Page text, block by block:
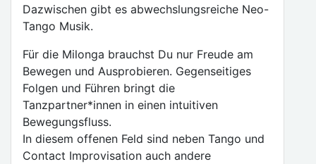
Dazwischen gibt es abwechslungsreiche Neo-
Tango Musik.
Für die Milonga brauchst Du nur Freude am
Bewegen und Ausprobieren. Gegenseitiges
Folgen und Führen bringt die
Tanzpartner*innen in einen intuitiven
Bewegungsfluss.
In diesem offenen Feld sind neben Tango und
Contact Improvisation auch andere